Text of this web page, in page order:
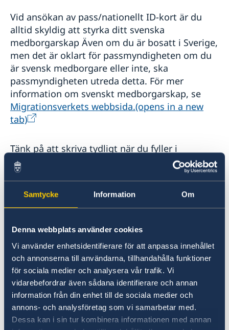
Samtycke Information Om
Denna webbplats använder cookies
Vi använder enhetsidentifierare för att anpassa innehållet
och annonserna till användarna, tillhandahålla funktioner
för sociala medier och analysera vår trafik. Vi
vidarebefordrar även sådana identifierare och annan
information från din enhet till de sociala medier och
annons- och analysföretag som vi samarbetar med.
Dessa kan i sin tur kombinera informationen med annan
Aktuella händelser
Allmänna säkerhetsläget
Terrorism
Naturförhållanden och katastrofer
In- och utresebestämmelser
Hälso- och sjukvård
Lokala lagar och sedvänjor
Kriminalitet och personlig säkerhet
Trafiksäkerhet
Kontakta oss
Vid ansökan av pass/nationellt ID-kort är du
alltid skyldig att styrka ditt svenska
medborgarskap Även om du är bosatt i Sverige,
men det är oklart för passmyndigheten om du
är svensk medborgare eller inte, ska
passmyndigheten utreda detta. För mer
information om svenskt medborgarskap, se
Migrationsverkets webbsida.(opens in a new
tab)
Tänk på att skriva tydligt när du fyller i
blanketter för ansökan om pass. Ange
kontaktuppgifter; komplett postadress,
kontaktas om ärendet behöver kompletteras
eller för att du ska få beslut i ditt ärende.
Länkar till mer information:
Allmän information om svenskt
medborgarskap(opens in a new tab)
Vanliga frågor om svenskt
medborgarskap(opens in a new tab)
Förlora eller behålla svenskt